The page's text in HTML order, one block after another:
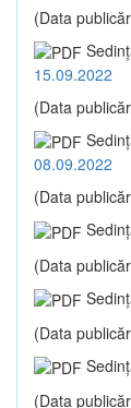
(Data
15.09.2022
(Data
08.09.2022
(Data
(Data
(Data
(Data